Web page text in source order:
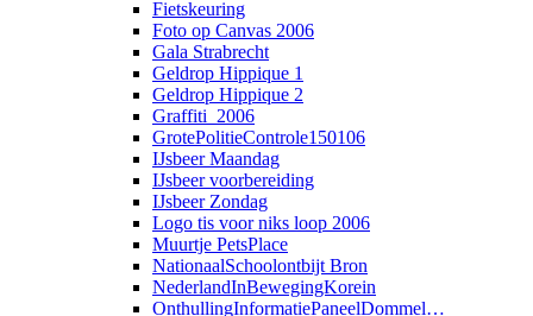
Fietskeuring
Foto op Canvas 2006
Gala Strabrecht
Geldrop Hippique 1
Geldrop Hippique 2
Graffiti_2006
GrotePolitieControle150106
IJsbeer Maandag
IJsbeer voorbereiding
IJsbeer Zondag
Logo tis voor niks loop 2006
Muurtje PetsPlace
NationaalSchoolontbijt Bron
NederlandInBewegingKorein
OnthullingInformatiePaneelDommel…